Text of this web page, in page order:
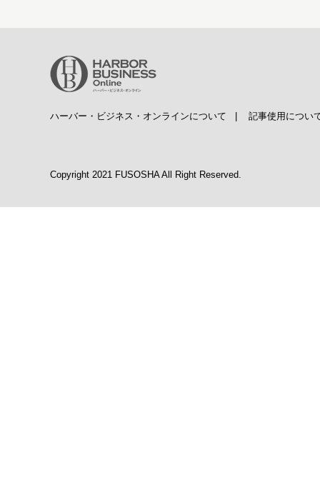
ハーバー・ビジネス・オンラインについて 記事使用につい
Copyright 2021 FUSOSHA All Right Reserved.